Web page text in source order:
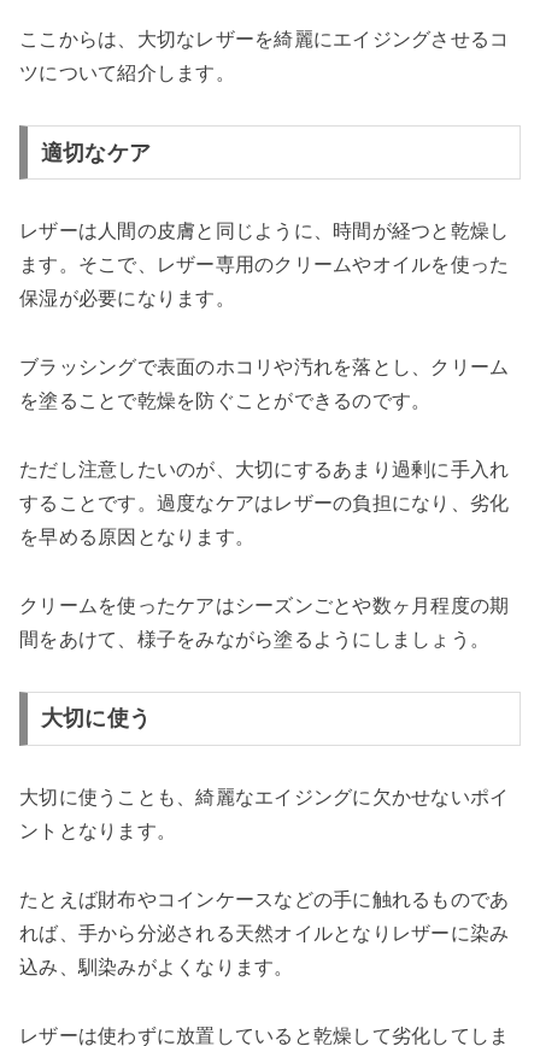
ここからは、大切なレザーを綺麗にエイジングさせるコ
ツについて紹介します。
適切なケア
レザーは人間の皮膚と同じように、時間が経つと乾燥し
ます。そこで、レザー専用のクリームやオイルを使った
保湿が必要になります。
ブラッシングで表面のホコリや汚れを落とし、クリーム
を塗ることで乾燥を防ぐことができるのです。
ただし注意したいのが、大切にするあまり過剰に手入れ
することです。過度なケアはレザーの負担になり、劣化
を早める原因となります。
クリームを使ったケアはシーズンごとや数ヶ月程度の期
間をあけて、様子をみながら塗るようにしましょう。
大切に使う
大切に使うことも、綺麗なエイジングに欠かせないポイ
ントとなります。
たとえば財布やコインケースなどの手に触れるものであ
れば、手から分泌される天然オイルとなりレザーに染み
込み、馴染みがよくなります。
レザーは使わずに放置していると乾燥して劣化してしま